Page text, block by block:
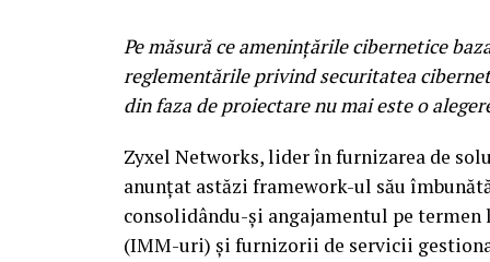
spectaculoase experiente ale festivalului.
functioneaza ca un club imersiv inspirat
’70. Fatade neon, instalatii vizuale,
si Hong Kong Cafe. Aici ii veti gasi pe
Honeymoon, precum si reprezentanti ai
Dupa concerte incepe o alta poveste
Pe măsură ce amenințările cibernetice
reglementările privind securitatea
din faza de proiectare nu mai este o
Zyxel Networks, lider în furnizarea de
anunțat astăzi framework-ul său
consolidându-și angajamentul pe
(IMM-uri) și furnizorii de servicii